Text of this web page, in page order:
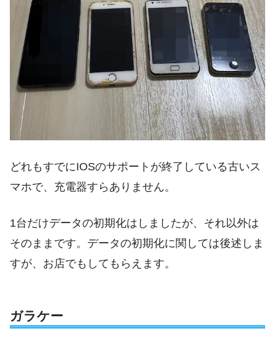
どれもすでにIOSのサポートが終了している古いス
マホで、充電器すらありません。
1台だけデータの初期化はしましたが、それ以外は
そのままです。データの初期化に関しては後述しま
すが、お店でもしてもらえます。
ガラケー